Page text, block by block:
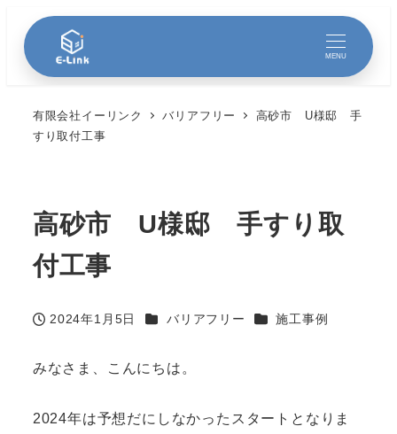
MENU
有限会社イーリンク バリアフリー
高砂市 U様邸 手
すり取付工事
高砂市 U様邸 手すり取
付工事
投稿日
2024年1月5日 カテゴリー
バリアフリー カテゴリー
施工事例
みなさま、こんにちは。
2024年は予想だにしなかったスタートとなりま